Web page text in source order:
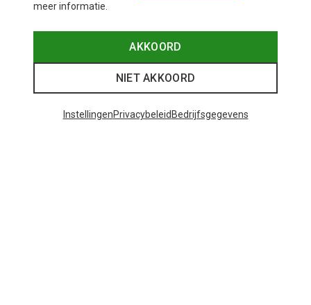
meer informatie.
AKKOORD
NIET AKKOORD
InstellingenPrivacybeleid Bedrijfsgegevens